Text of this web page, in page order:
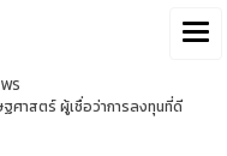
ฐศาสตร์ ผู้เชื่อว่าการลงทุนที่ดี